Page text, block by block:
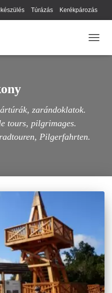
Túrázás Kerékpározás
zarándoklatok.
tours, pilgrimages.
Pilgerfahrten.